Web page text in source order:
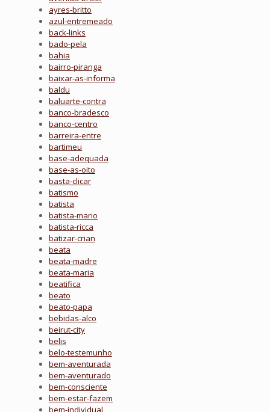
ayres-britto
azul-entremeado
back-links
bado-pela
bahia
bairro-piranga
baixar-as-informa
baldu
baluarte-contra
banco-bradesco
banco-centro
barreira-entre
bartimeu
base-adequada
base-as-oito
basta-clicar
batismo
batista
batista-mario
batista-ricca
batizar-crian
beata
beata-madre
beata-maria
beatifica
beato
beato-papa
bebidas-alco
beirut-city
belis
belo-testemunho
bem-aventurada
bem-aventurado
bem-consciente
bem-estar-fazem
bem-individual